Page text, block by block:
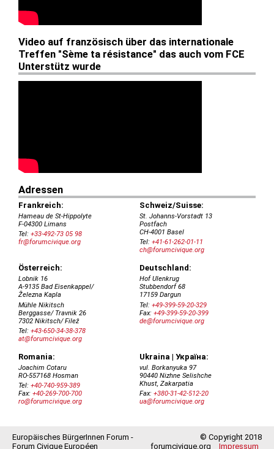
Europäisches BürgerInnen Forum -
Forum Civique Européen
© Copyright 2018
forumcivique.org
Impressum